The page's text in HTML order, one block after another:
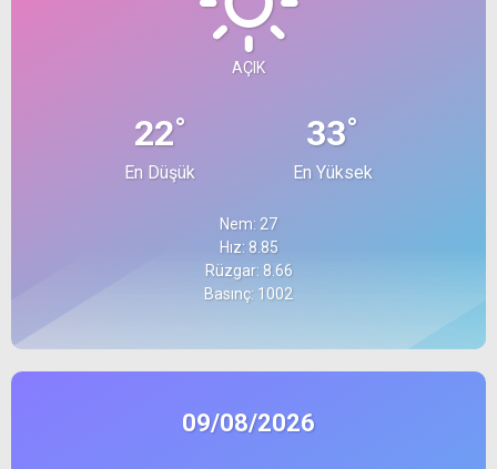
AÇIK
22°
En Düşük
33°
En Yüksek
Nem: 27
Hız: 8.85
Rüzgar: 8.66
Basınç: 1002
09/08/2026